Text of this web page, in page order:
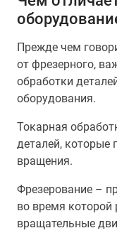
Прежде чем
от фрезерного,
обработки
оборудования.
Токарная
деталей, которые
вращения.
Фрезерование –
во время
вращательные